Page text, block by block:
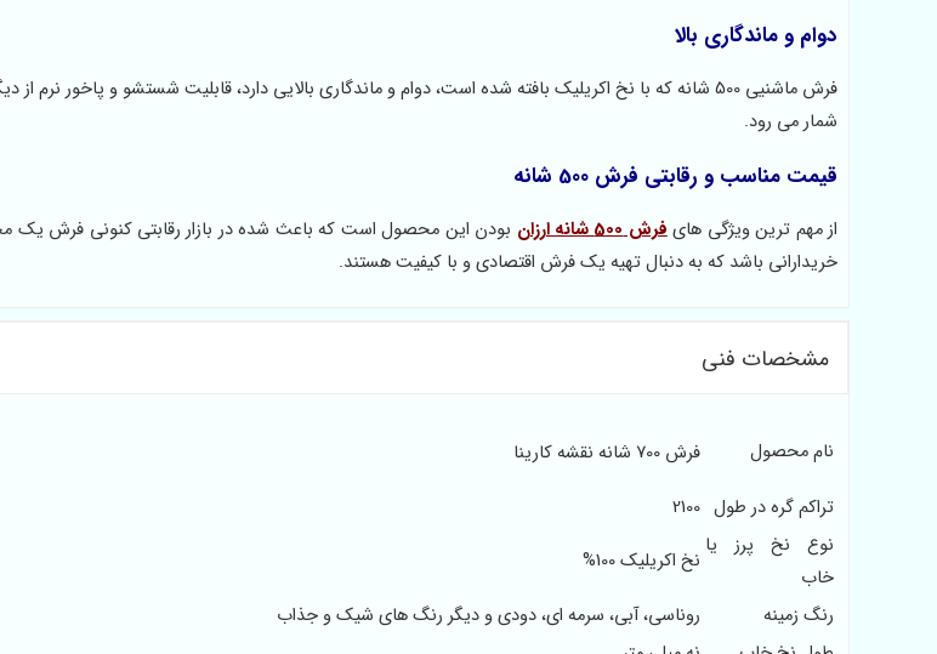
دوام و ماندگاری بالا
فرش ماشنیی 500 شانه که با نخ اکریلیک بافته شده است، دوام و ماندگاری بالایی دارد، قابلیت شستشو و پاخور
شمار می رود.
قیمت مناسب و رقابتی فرش 500 شانه
از مهم ترین ویژگی هایفرش 500 شانه ارزان
بودن این محصول است که باعث شده در بازار رقابتی کنونی فرش یک
خریدارانی باشد که به دنبال تهیه یک فرش اقتصادی و با کیفیت هستند.
مشخصات فنی
نام محصول
فرش 700 شانه نقشه کارینا
تراکم گره در طول 2100
نوع نخ پرز یا
خاب
نخ اکریلیک 100%
رنگ زمینه
روناسی، آبی، سرمه ای، دودی و دیگر رنگ های شیک و جذاب